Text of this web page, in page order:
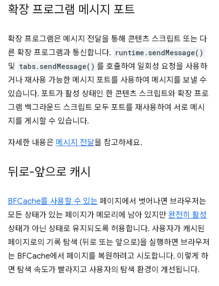
확장 프로그램 메시지 포트
확장 프로그램은 메시지 전달을 통해 콘텐츠 스크립트 또는 다
른 확장 프로그램과 통신합니다. runtime.sendMessage()
및 tabs.sendMessage() 를 호출하여 일회성 요청을 사용하
거나 재사용 가능한 메시지 포트를 사용하여 메시지를 보낼 수
있습니다. 포트가 활성 상태인 한 콘텐츠 스크립트와 확장 프로
그램 백그라운드 스크립트 모두 포트를 재사용하여 서로 메시
지를 게시할 수 있습니다.
자세한 내용은 메시지 전달을 참고하세요.
뒤로-앞으로 캐시
BFCache를 사용할 수 있는 페이지에서 벗어나면 브라우저는
모든 상태가 있는 페이지가 메모리에 남아 있지만 완전히 활성
상태가 아닌 상태로 유지되도록 허용합니다. 사용자가 캐시된
페이지로의 기록 탐색 (뒤로 또는 앞으로)을 실행하면 브라우저
는 BFCache에서 페이지를 복원하려고 시도합니다. 이렇게 하
면 탐색 속도가 빨라지고 사용자의 탐색 환경이 개선됩니다.